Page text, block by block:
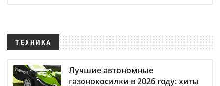
ТЕХНИКА
Лучшие автономные
газонокосилки в 2026 году: хиты